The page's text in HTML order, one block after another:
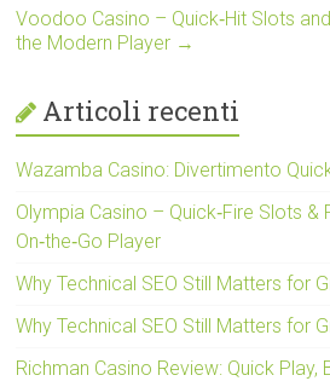
Voodoo Casino – Quick‑Hit Slots
the Modern Player →
Articoli recenti
Wazamba Casino: Divertimento
Olympia Casino – Quick‑Fire Slots &
On‑the‑Go Player
Why Technical SEO Still Matters for
Why Technical SEO Still Matters for
Richman Casino Review: Quick Play,